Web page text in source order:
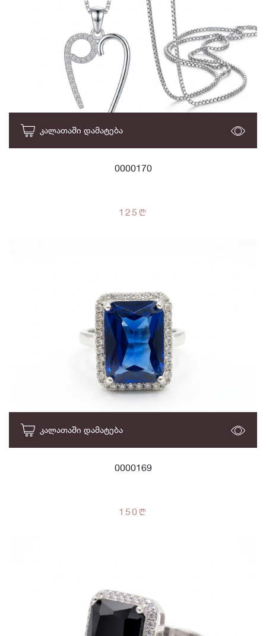
ᲙᲐᲚᲐᲗᲐᲨᲘ ᲓᲐᲛᲐᲢᲔᲑᲐ
0000170
125 n
ᲙᲐᲚᲐᲗᲐᲨᲘ ᲓᲐᲛᲐᲢᲔᲑᲐ
0000169
150 n